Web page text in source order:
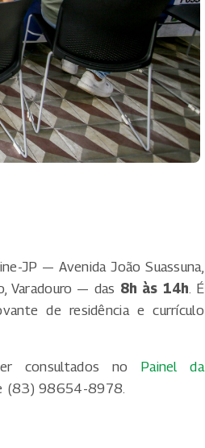
JP — Avenida João Suassuna,
Varadouro — das 8h às 14h. É
de residência e currículo
consultados no Painel da
(83) 98654-8978.